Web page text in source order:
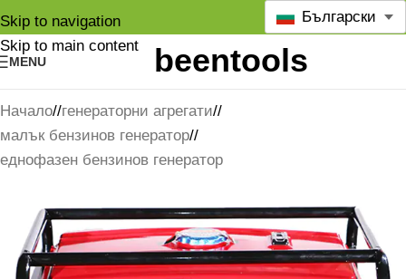
Skip to navigation
Skip to main content
MENU
Български
Начало/ генераторни агрегати/
малък бензинов генератор/
еднофазен бензинов генератор